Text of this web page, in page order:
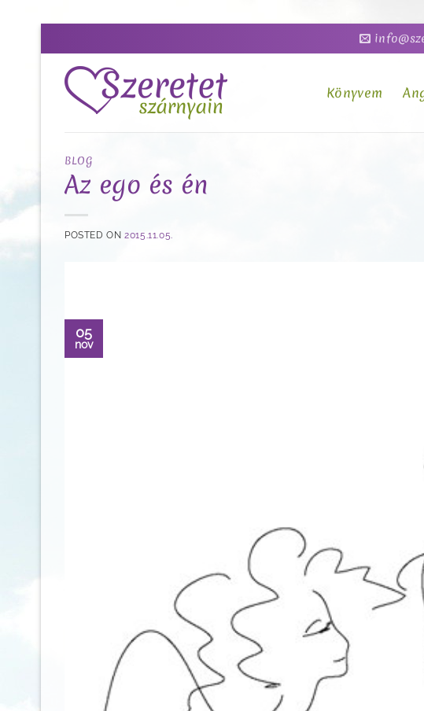
to
content
Könyvem
BLOG
Az ego és én
POSTED ON2015.11.05.
05
nov